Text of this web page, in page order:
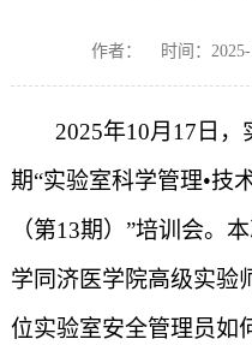
作者： 时间：
2025年10月17日
期“实验室科学管理•技
（第13期）”培训会。
学同济医学院高级实验
位实验室安全管理员如